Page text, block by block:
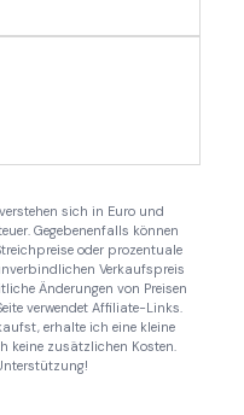
sich in Euro und
Gegebenenfalls können
oder prozentuale
Verkaufspreis
Änderungen von Preisen
verwendet Affiliate-Links.
erhalte ich eine kleine
keine zusätzlichen Kosten.